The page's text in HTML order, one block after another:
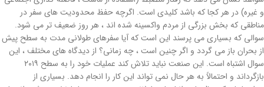
و غیره) در هر کجا که باشد کلیدی است. اگرچه حفظ محدودیت های سفر در
مناطقی که بخش بزرگی از مردم واکسینه شده اند ، هر روز ضعیف تر می شود.
سوالی که بسیاری می پرسند این است که آیا سفرهای طولانی مدت به سطح پیش
از بحران باز می گردد و اگر چنین است ، چه زمانی؟ از دیدگاه های مختلف ، این
سوال اشتباه است. این صنعت نباید تلاش کند عملیات خود را به سطح ۲۰۱۹
بازگرداند و احتمالاً به هر حال نمی تواند این کار را انجام دهد. بسیاری از